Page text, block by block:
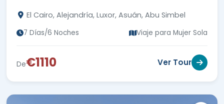
El Cairo, Alejandría, Luxor, Asuán, Abu Simbel
7 Días/6 Noches Viaje para Mujer Sola
De€1110 Ver Tour